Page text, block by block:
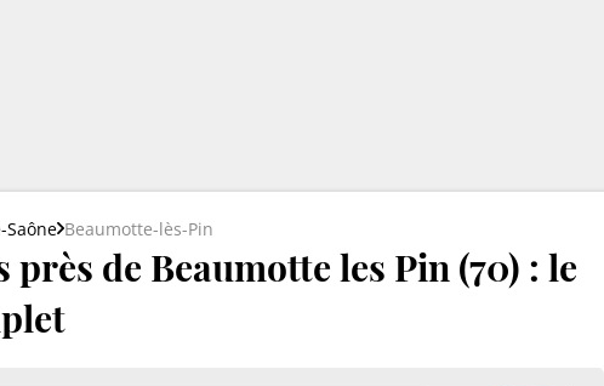
Saône Beaumotte-lès-Pin
de Beaumotte les Pin (70) : le